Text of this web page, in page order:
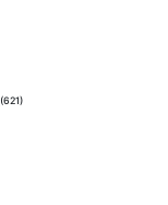
(621)